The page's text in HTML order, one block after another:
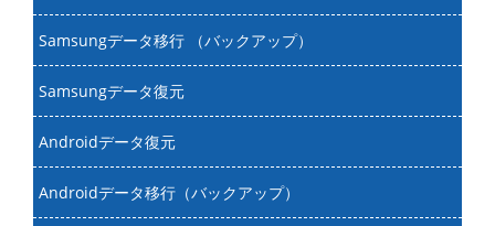
Samsungデータ移行 （バックアップ）
Samsungデータ復元
Androidデータ復元
Androidデータ移行（バックアップ）